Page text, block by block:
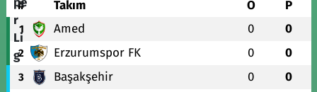
# Takım O P
1 Amed 0 0
2 Erzurumspor FK 0 0
3 Başakşehir 0 0